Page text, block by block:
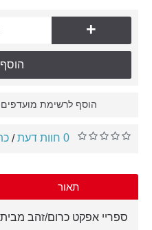
+
הוסף לרשימת מועדפים
0 חוות דעת /
תאור
ספריי אפקט כרום/זהב מבית BELTON.